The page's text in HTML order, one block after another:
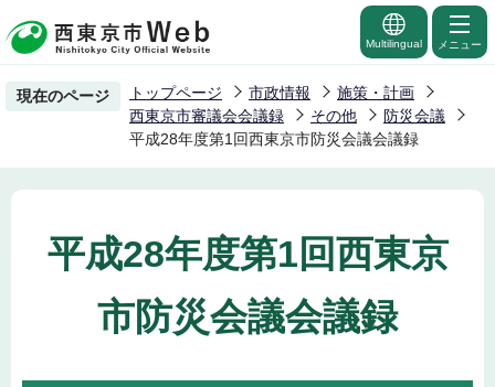
の
ー
の
先
Multilingual メニュー
現在のページ トップページ 市政情報
施策・計画
西東京市審議会会議録
その他
防災会議
平成28年度第1回西東京市防災会議会議録
平成28年度第1回西東京
市防災会議会議録